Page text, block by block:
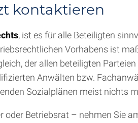
kontaktieren
, ist es für alle Beteiligten
Vorhabens ist
der allen beteiligten
Anwälten bzw.
Sozialplänen meist nichts
oder Betriebsrat – nehmen Sie